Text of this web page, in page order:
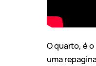
O quarto, é o
uma